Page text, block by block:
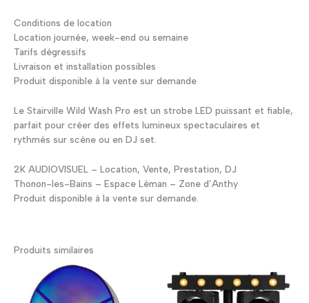
Conditions de location
Location journée, week-end ou semaine
Tarifs dégressifs
Livraison et installation possibles
Produit disponible à la vente sur demande
Le Stairville Wild Wash Pro est un strobe LED puissant et fiable,
parfait pour créer des effets lumineux spectaculaires et
rythmés sur scène ou en DJ set.
2K AUDIOVISUEL – Location, Vente, Prestation, DJ
Thonon-les-Bains – Espace Léman – Zone d’Anthy
Produit disponible à la vente sur demande.
Produits similaires